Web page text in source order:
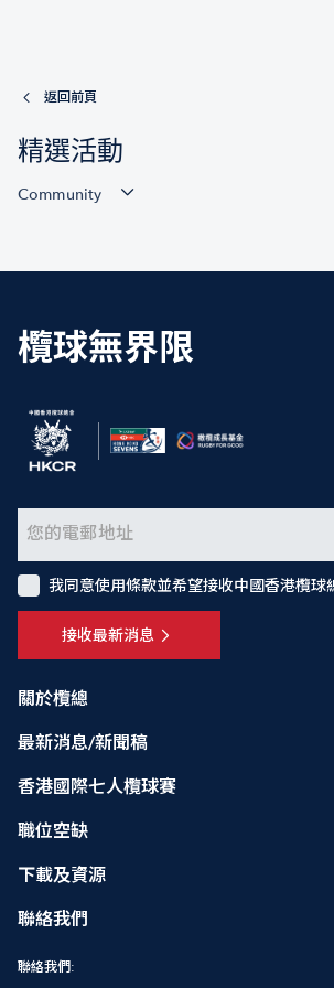
返回前頁
精選活動
Community
欖球無界限
關於欖總
最新消息/新聞稿
香港國際七人欖球賽
職位空缺
下載及資源
聯絡我們
聯絡我們:
接收最新消息
我同意使用條款並希望接收中國香港欖球